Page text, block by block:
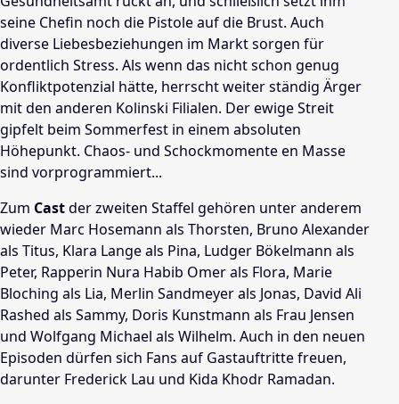
seine Chefin noch die Pistole auf die Brust. Auch
diverse Liebesbeziehungen im Markt sorgen für
ordentlich Stress. Als wenn das nicht schon genug
Konfliktpotenzial hätte, herrscht weiter ständig Ärger
mit den anderen Kolinski Filialen. Der ewige Streit
gipfelt beim Sommerfest in einem absoluten
Höhepunkt. Chaos- und Schockmomente en Masse
sind vorprogrammiert...
Zum Castder zweiten Staffel gehören unter anderem
wieder Marc Hosemann als Thorsten, Bruno Alexander
als Titus, Klara Lange als Pina, Ludger Bökelmann als
Peter, Rapperin Nura Habib Omer als Flora, Marie
Bloching als Lia, Merlin Sandmeyer als Jonas, David Ali
Rashed als Sammy, Doris Kunstmann als Frau Jensen
und Wolfgang Michael als Wilhelm. Auch in den neuen
Episoden dürfen sich Fans auf Gastauftritte freuen,
darunter Frederick Lau und Kida Khodr Ramadan.